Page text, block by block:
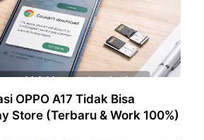
OPPO A17 Tidak Bisa
Store (Terbaru & Work 100%)